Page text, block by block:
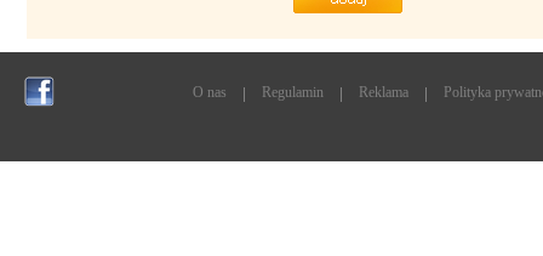
O nas Regulamin Reklama Polityka